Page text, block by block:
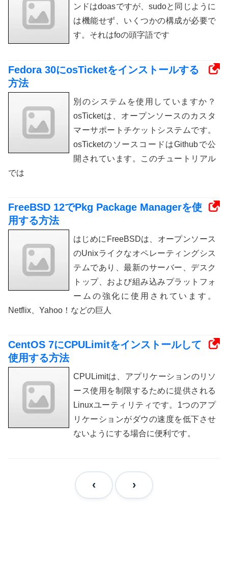
ンドはdoasですが、sudoと同じように
は機能せず、いくつかの構成が必要で
す。それはfoの頭字語です
Fedora 30にosTicketをインストールする
方法
別のシステムを使用していますか？
osTicketは、オープンソースのカスタ
マーサポートチケットシステムです。
osTicketのソースコードはGithubで公
開されています。このチュートリアル
では
FreeBSD 12でPkg Package Managerを使
用する方法
はじめにFreeBSDは、オープンソース
のUnixライクなオペレーティングシス
テムであり、最新のサーバー、デスク
トップ、および組み込みプラットフォ
ームの強化に使用されています。
Netflix、Yahoo！などの巨人
CentOS 7にCPULimitをインストールして
使用する方法
CPULimitは、アプリケーションのリソ
ース使用を制限するために提供される
Linuxユーティリティです。1つのアプ
リケーションがダウの速度を低下させ
ないようにする場合に便利です。